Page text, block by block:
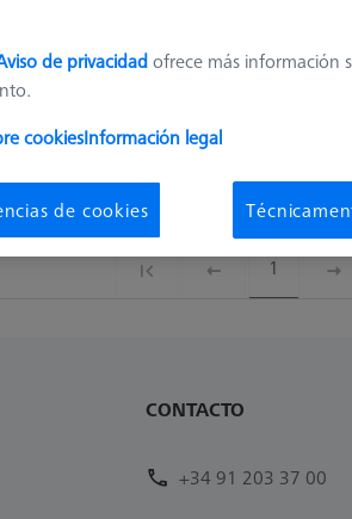
1
CONTACTO
+34 91 203 37 00
de privacidadofrece más información
cookiesInformación legal
de cookies